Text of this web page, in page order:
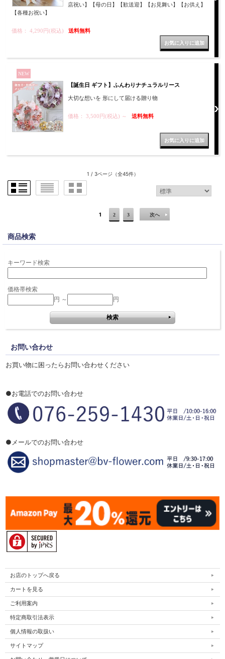
店祝い】【母の日】【歓送迎】【お見舞い】【お供え】
【各種お祝い】
価格： 4,290円(税込) 送料無料
NEW
【誕生日 ギフト】ふんわりナチュラルリース
大切な想いを 形にして届ける贈り物
価格： 3,500円(税込) ～ 送料無料
1 / 3ページ （全45件）
1 2 3 次へ
商品検索
キーワード検索
価格帯検索
円 ～
円
お問い合わせ
お買い物に困ったらお問い合わせください
●お電話でのお問い合わせ
●メールでのお問い合わせ
お店のトップへ戻る
カートを見る
ご利用案内
特定商取引法表示
個人情報の取扱い
サイトマップ